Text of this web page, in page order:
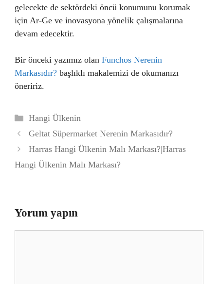
gelecekte de sektördeki öncü konumunu korumak
için Ar-Ge ve inovasyona yönelik çalışmalarına
devam edecektir.
Bir önceki yazımız olan Funchos Nerenin
Markasıdır? başlıklı makalemizi de okumanızı
öneririz.
Kategoriler
Hangi Ülkenin
Geltat Süpermarket Nerenin Markasıdır?
Harras Hangi Ülkenin Malı Markası?|Harras
Hangi Ülkenin Malı Markası?
Yorum yapın